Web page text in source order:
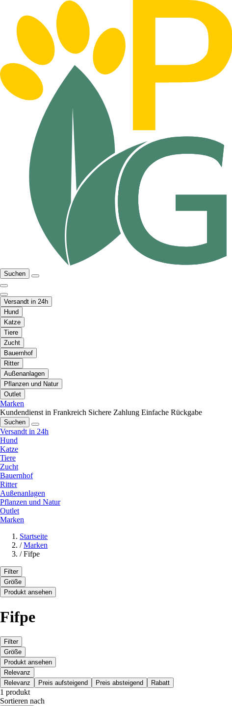
Suchen
Versandt in 24h
Hund
Katze
Tiere
Zucht
Bauernhof
Ritter
Außenanlagen
Pflanzen und Natur
Outlet
Marken
Kundendienst in Frankreich Sichere Zahlung Einfache Rückgabe
Suchen
Versandt in 24h
Hund
Katze
Tiere
Zucht
Bauernhof
Ritter
Außenanlagen
Pflanzen und Natur
Outlet
Marken
Startseite
/ Marken
/ Fifpe
Filter
Größe
Produkt ansehen
Fifpe
Filter
Größe
Produkt ansehen
Relevanz
Relevanz
Preis aufsteigend Preis absteigend Rabatt
1 produkt
Sortieren nach